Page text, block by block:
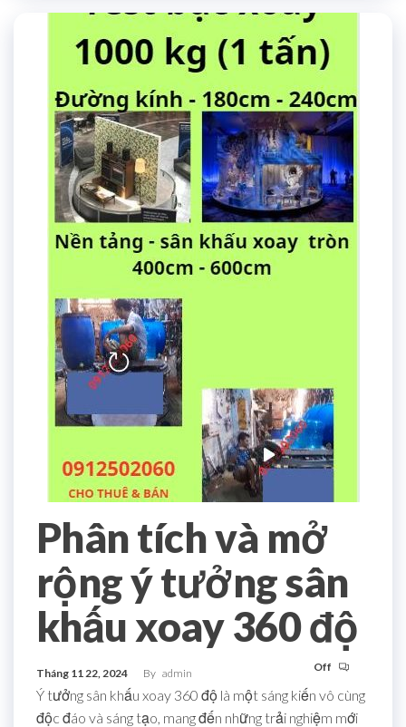
Phân tích và mở
rộng ý tưởng sân
khấu xoay 360 độ
Tháng 11 22, 2024 By admin Off
Ý tưởng sân khấu xoay 360 độ là một sáng kiến vô cùng
độc đáo và sáng tạo, mang đến những trải nghiệm mới